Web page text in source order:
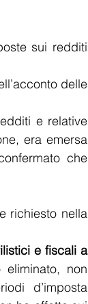
sui redditi
delle
e relative
era emersa
che
richiesto nella
e fiscali a
non
d’imposta